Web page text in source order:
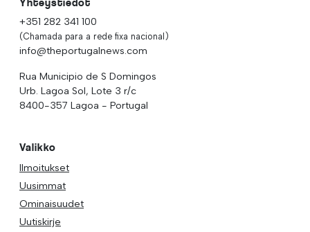
+351 282 341 100
(Chamada para a rede fixa nacional)
info@theportugalnews.com
Rua Municipio de S Domingos
Urb. Lagoa Sol, Lote 3 r/c
8400-357 Lagoa - Portugal
Valikko
Ilmoitukset
Uusimmat
Ominaisuudet
Uutiskirje